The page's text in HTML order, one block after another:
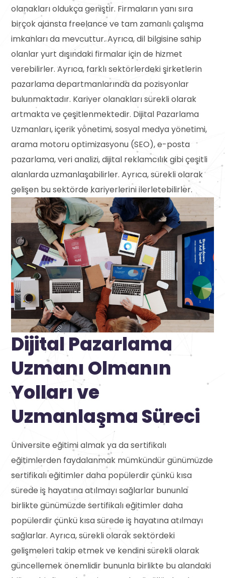
olanakları oldukça geniştir. Firmaların yanı sıra
birçok ajansta freelance ve tam zamanlı çalışma
imkanları da mevcuttur. Ayrıca, dil bilgisine sahip
olanlar yurt dışındaki firmalar için de hizmet
verebilirler. Ayrıca, farklı sektörlerdeki şirketlerin
pazarlama departmanlarında da pozisyonlar
bulunmaktadır. Kariyer olanakları sürekli olarak
artmakta ve çeşitlenmektedir. Dijital Pazarlama
Uzmanları, içerik yönetimi, sosyal medya yönetimi,
arama motoru optimizasyonu (SEO), e-posta
pazarlama, veri analizi, dijital reklamcılık gibi çeşitli
alanlarda uzmanlaşabilirler. Ayrıca, sürekli olarak
gelişen bu sektörde kariyerlerini ilerletebilirler.
Dijital Pazarlama
Uzmanı Olmanın
Yolları ve
Uzmanlaşma Süreci
Üniversite eğitimi almak ya da sertifikalı
eğitimlerden faydalanmak mümkündür günümüzde
sertifikalı eğitimler daha popülerdir çünkü kısa
sürede iş hayatına atılmayı sağlarlar bununla
birlikte günümüzde sertifikalı eğitimler daha
popülerdir çünkü kısa sürede iş hayatına atılmayı
sağlarlar. Ayrıca, sürekli olarak sektördeki
gelişmeleri takip etmek ve kendini sürekli olarak
güncellemek önemlidir bununla birlikte bu alandaki